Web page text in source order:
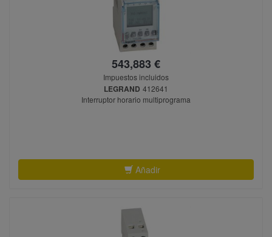
543,883 €
Impuestos incluidos
LEGRAND 412641
Interruptor horario multiprograma
Añadir